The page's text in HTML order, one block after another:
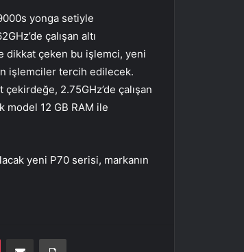
yonga setiyle
çalışan altı
dikkat çeken bu işlemci, yeni
işlemciler tercih edilecek.
2.75GHz’de çalışan
model 12 GB RAM ile
yeni P70 serisi, markanın
Pocket E-Posta ile paylaş Yazdır